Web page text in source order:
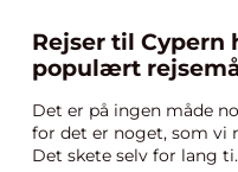
Rejser til
populært
Det er på ingen måde
for det er noget, som vi
Det skete selv for lang